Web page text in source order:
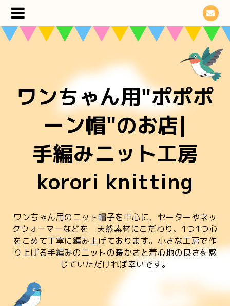
ワンちゃん用"ポポポ
ーン帽"のお店|
手編みニット工房
korori knitting
ワンちゃん用のニット帽子を中心に、セーターやネッ
クウォーマーなどを 天然素材にこだわり、1つ1つ心
をこめて丁寧に編み上げております。小さな工房で作
り上げる手編みのニットの暖かさと着心地の良さを感
じていただければ幸いです。